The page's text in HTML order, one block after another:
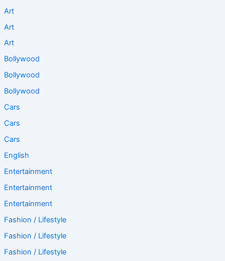
Art
Art
Art
Bollywood
Bollywood
Bollywood
Cars
Cars
Cars
English
Entertainment
Entertainment
Entertainment
Fashion / Lifestyle
Fashion / Lifestyle
Fashion / Lifestyle